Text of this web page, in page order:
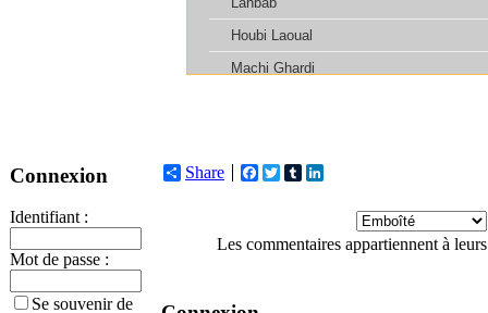
Connexion
Identifiant :
Mot de passe :
Se souvenir de
Share Facebook
TwitterTumblr
Les commentaires appartiennent à